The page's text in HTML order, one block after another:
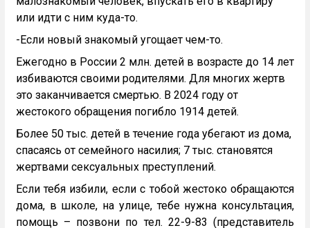
или идти с ним куда-то.
-Если новый знакомый угощает чем-то.
Ежегодно в России 2 млн. детей в возрасте до 14 лет
избиваются своими родителями. Для многих жертв
это заканчивается смертью. В 2024 году от
жестокого обращения погибло 1914 детей.
Более 50 тыс. детей в течение года убегают из дома,
спасаясь от семейного насилия; 7 тыс. становятся
жертвами сексуальных преступлений.
Если тебя избили, если с тобой жестоко обращаются
дома, в школе, на улице, тебе нужна консультация,
помощь – позвони по тел. 22-9-83 (представитель